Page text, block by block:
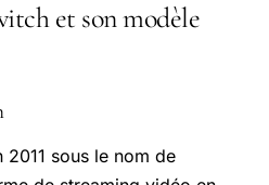
et son modèle
sous le nom de